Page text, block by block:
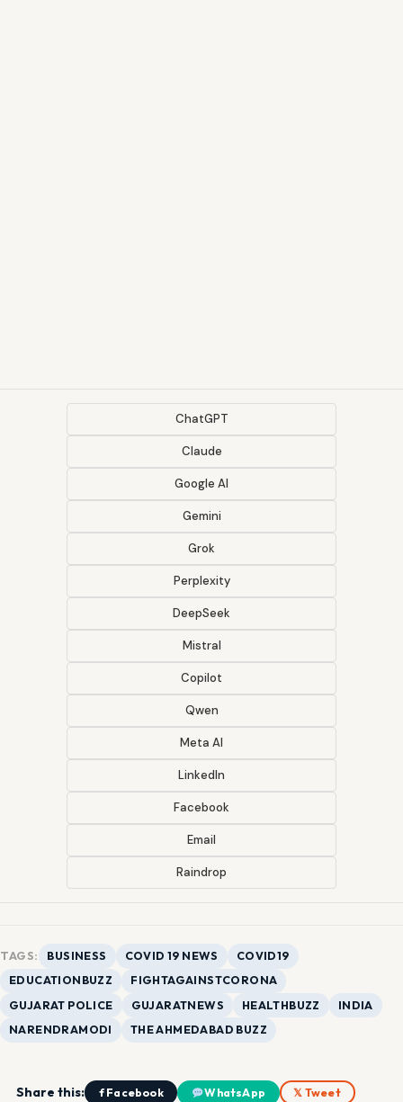
ChatGPT
Claude
Google AI
Gemini
Grok
Perplexity
DeepSeek
Mistral
Copilot
Qwen
Meta AI
LinkedIn
Facebook
Email
Raindrop
TAGS: BUSINESS COVID 19 NEWS
COVID19
EDUCATIONBUZZ
FIGHTAGAINSTCORONA
GUJARAT POLICE
GUJARATNEWS HEALTHBUZZ
INDIA
NARENDRAMODI
THE AHMEDABAD BUZZ
Share this: f Facebook WhatsApp 𝕏 Tweet